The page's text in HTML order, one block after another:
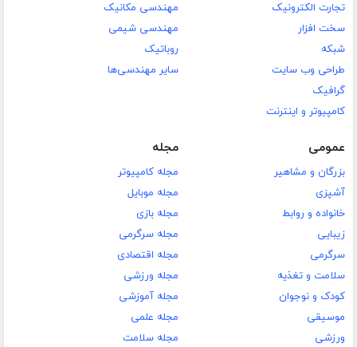
تجارت الکترونیک
سخت افزار
شبکه
طراحی وب سایت
گرافیک
کامپیوتر و اینترنت
مهندسی مکانیک
مهندسی شیمی
روباتیک
سایر مهندسی‌ها
عمومی
بزرگان و مشاهیر
آشپزی
خانواده و روابط
زیبایی
سرگرمی
سلامت و تغذیه
کودک و نوجوان
موسیقی
ورزشی
مجله
مجله کامپیوتر
مجله موبایل
مجله بازی
مجله سرگرمی
مجله اقتصادی
مجله ورزشی
مجله آموزشی
مجله علمی
مجله سلامت